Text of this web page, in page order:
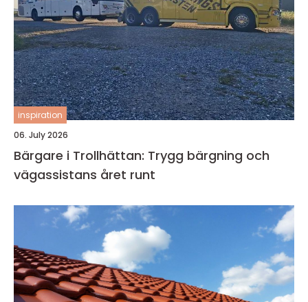
inspiration
06. July 2026
Bärgare i Trollhättan: Trygg bärgning och
vägassistans året runt